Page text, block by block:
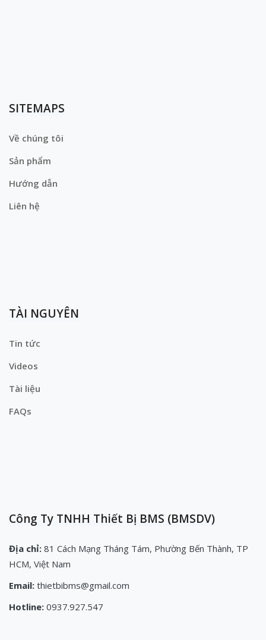
SITEMAPS
Về chúng tôi
Sản phẩm
Hướng dẫn
Liên hệ
TÀI NGUYÊN
Tin tức
Videos
Tài liệu
FAQs
Công Ty TNHH Thiết Bị BMS (BMSDV)
Địa chỉ: 81 Cách Mạng Tháng Tám, Phường Bến Thành, TP
HCM, Việt Nam
Email: thietbibms@gmail.com
Hotline: 0937.927.547